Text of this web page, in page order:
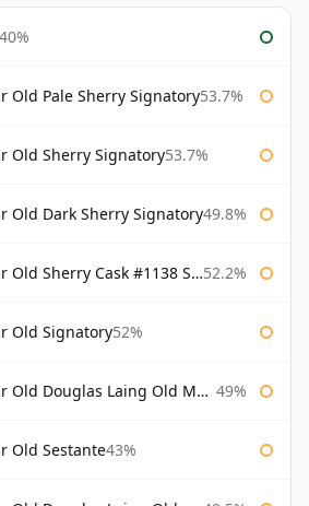
40%
Old Pale Sherry Signatory53.7%
Old Sherry Signatory53.7%
Old Dark Sherry Signatory49.8%
Sherry Cask #1138 Signatory 52.2%
Old Signatory52%
Douglas Laing Old Malt Cask 49%
Old Sestante43%